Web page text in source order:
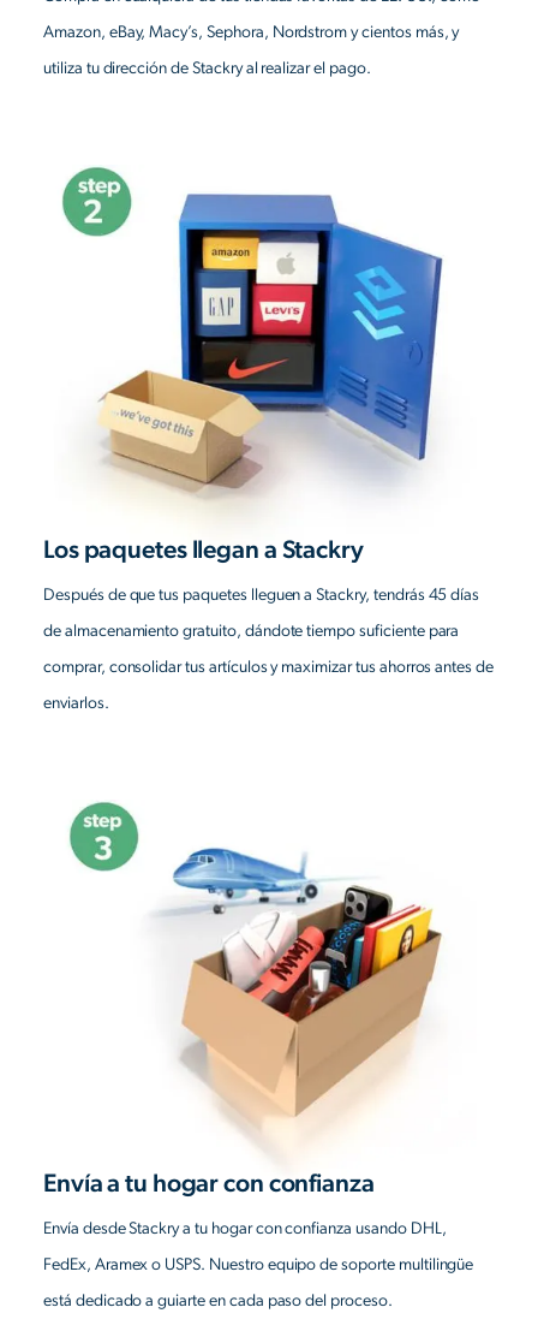
Amazon, eBay, Macy’s, Sephora, Nordstrom y cientos más, y
utiliza tu dirección de Stackry al realizar el pago.
Los paquetes llegan a Stackry
Después de que tus paquetes lleguen a Stackry, tendrás 45 días
de almacenamiento gratuito, dándote tiempo suficiente para
comprar, consolidar tus artículos y maximizar tus ahorros antes de
enviarlos.
Envía a tu hogar con confianza
Envía desde Stackry a tu hogar con confianza usando DHL,
FedEx, Aramex o USPS. Nuestro equipo de soporte multilingüe
está dedicado a guiarte en cada paso del proceso.